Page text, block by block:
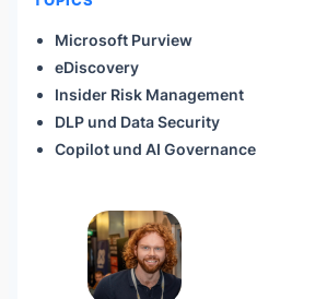
Microsoft Purview
eDiscovery
Insider Risk Management
DLP und Data Security
Copilot und AI Governance